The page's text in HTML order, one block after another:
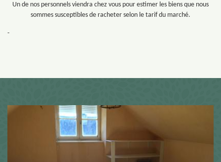
Un de nos personnels viendra chez vous pour estimer les biens que nous
sommes susceptibles de racheter selon le tarif du marché.
-